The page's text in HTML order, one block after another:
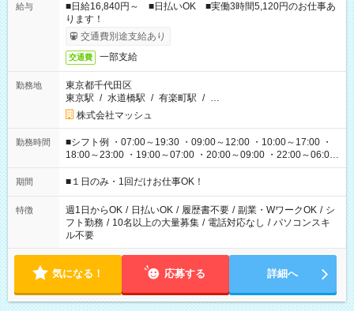
給与
■日給16,840円～ ■日払いOK ■実働3時間5,120円のお仕事あ
ります！
交通費別途支給あり
交通費 一部支給
勤務地
東京都千代田区
東京駅 / 水道橋駅 / 有楽町駅 / …
株式会社マッシュ
勤務時間
■シフト例 ・07:00～19:30 ・09:00～12:00 ・10:00～17:00 ・
18:00～23:00 ・19:00～07:00 ・20:00～09:00 ・22:00～06:00
etc ★最短で3時間で5,120円のお仕事から 15時間で2万円近く稼
げるお仕事も！ ご希望のお時間に合わせてご紹介！ ※シフトは
ください！
期間 ■１日のみ・1回だけお仕事OK！
特徴 週1日からOK / 日払いOK / 履歴書不要 / 副業・WワークOK / シ
フト勤務 / 10名以上の大量募集 / 電話対応なし / パソコンスキ
ル不要
気になる！ 応募する 詳細へ